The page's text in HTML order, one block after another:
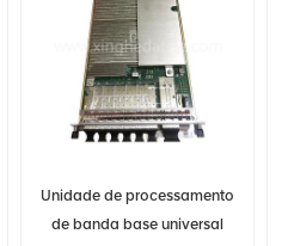
Unidade de processamento
de banda base universal